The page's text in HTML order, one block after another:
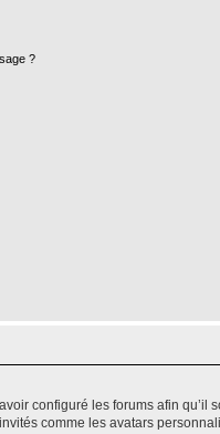
?
configuré les forums afin
comme les avatars